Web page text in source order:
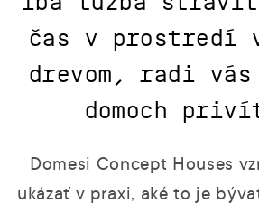
čas v prostredí
drevom, radi
domoch
Domesi Concept Houses
ukázať v praxi, aké to je